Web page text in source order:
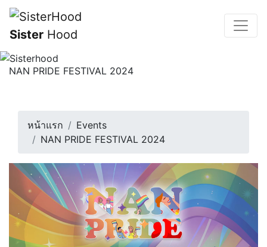
Sister Hood
NAN PRIDE FESTIVAL 2024
หน้าแรก
Events
NAN PRIDE FESTIVAL 2024